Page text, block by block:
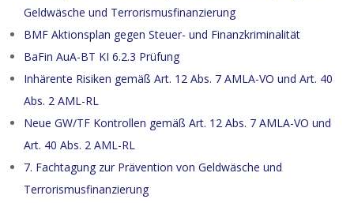
Geldwäsche und Terrorismusfinanzierung
BMF Aktionsplan gegen Steuer- und Finanzkriminalität
BaFin AuA-BT KI 6.2.3 Prüfung
Inhärente Risiken gemäß Art. 12 Abs. 7 AMLA-VO und Art. 40
Abs. 2 AML-RL
Neue GW/TF Kontrollen gemäß Art. 12 Abs. 7 AMLA-VO und
Art. 40 Abs. 2 AML-RL
7. Fachtagung zur Prävention von Geldwäsche und
Terrorismusfinanzierung